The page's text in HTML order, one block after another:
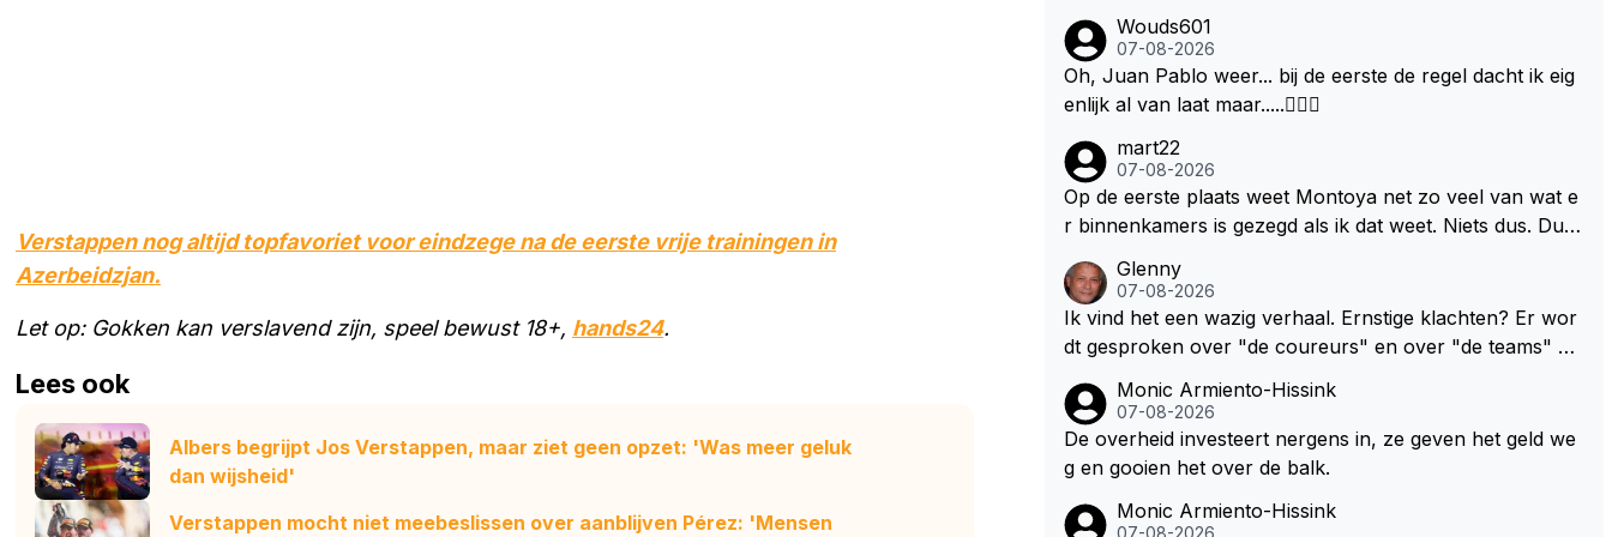
Verstappen nog altijd topfavoriet voor eindzege na de eerste vrije trainingen in
Azerbeidzjan.
Let op: Gokken kan verslavend zijn, speel bewust 18+, hands24.
Lees ook
Albers begrijpt Jos Verstappen, maar ziet geen opzet: 'Was meer geluk
dan wijsheid'
Verstappen mocht niet meebeslissen over aanblijven Pérez: 'Mensen
Wouds601
07-08-2026
Oh, Juan Pablo weer... bij de eerste de regel dacht ik eig
enlijk al van laat maar.....🤦🏻‍♂️
mart22
07-08-2026
Op de eerste plaats weet Montoya net zo veel van wat e
r binnenkamers is gezegd als ik dat weet. Niets dus. Dus
uit zijn dikke duim gezogen. Daarnaast heb ik Max en co
nooit iets anders horen zeggen dan "we hebben een co
ntract tot en met 2028" Ik snap dat RBR een verlenging
een stuk makkelijker maar ik snap nog beter dat Max vo
or zichzelf geen enkele deur wil dichtgooien, zeker niet
met deze "trut" auto's. Als laatste denk ik dat Max donde
rs goed weet hoe bij andere teams de hazen lopen en w
at hij nu heeft bij Red Bull. Dat het gras niet overal even
Glenny
07-08-2026
Ik vind het een wazig verhaal. Ernstige klachten? Er wor
dt gesproken over "de coureurs" en over "de teams" zo
e standpunten c.q. opvattingen zijn verdeeld. Ik bedoel, h
oeveel coureurs, 2, 8 of meer? En hoeveel en welke tea
ms? De coureurs hebben ernstige klachten. Oh ja, welk
t concreet is, is de medewerking van Pirelli. In mijn ogen
Monic Armiento-Hissink
07-08-2026
De overheid investeert nergens in, ze geven het geld we
g en gooien het over de balk.
Monic Armiento-Hissink
07-08-2026